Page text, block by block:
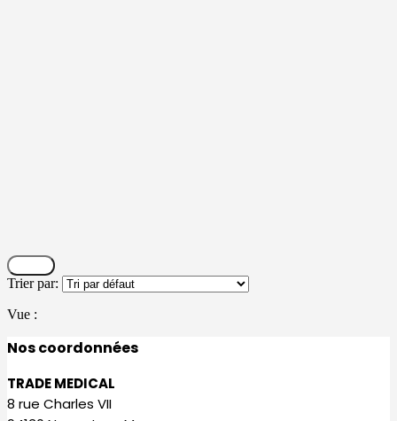
Trier par:
Vue :
Nos coordonnées
TRADE MEDICAL
8 rue Charles VII